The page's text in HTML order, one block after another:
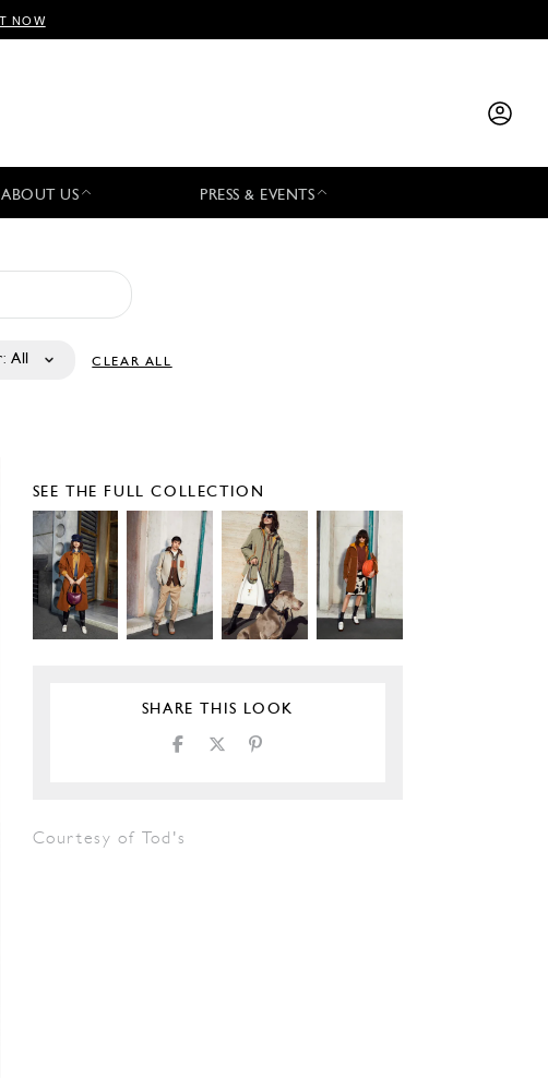
NOW
ABOUT US PRESS & EVENTS
All CLEAR ALL
SEE THE FULL COLLECTION
SHARE THIS LOOK
Courtesy of Tod's